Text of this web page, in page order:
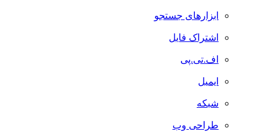
ابزارهای جستجو
اشتراک فایل
اف.تی.پی
ایمیل
شبکه
طراحی وب